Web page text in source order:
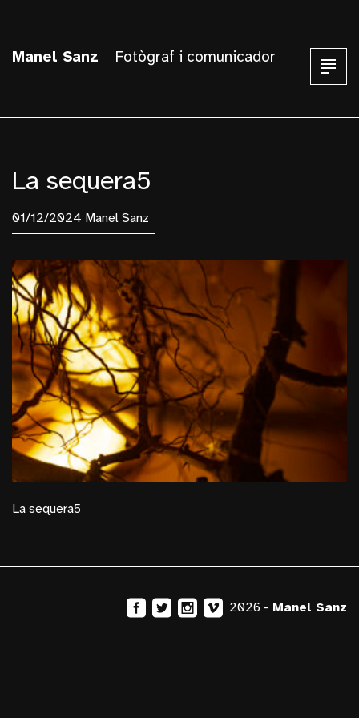
Manel Sanz Fotògraf i comunicador
La sequera5
01/12/2024 Manel Sanz
La sequera5
2026 - Manel Sanz